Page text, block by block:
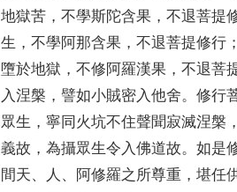
地獄苦 ，不學斯陀含果 ，不退菩提
生 ，不學阿那含果 ，不退菩提修行
墮於地獄 ，不修阿羅漢果 ，不退菩
入涅槃 ，譬如小賊密入他舍。修行
眾生 ，寧同火坑不住聲聞寂滅涅槃
義故 ，為攝眾生令入佛道故。如是
間天、 人 、 阿修羅之所尊重 ，堪任